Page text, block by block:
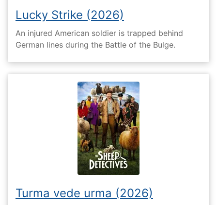
Lucky Strike (2026)
An injured American soldier is trapped behind
German lines during the Battle of the Bulge.
Turma vede urma (2026)